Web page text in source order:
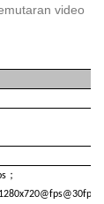
video
；